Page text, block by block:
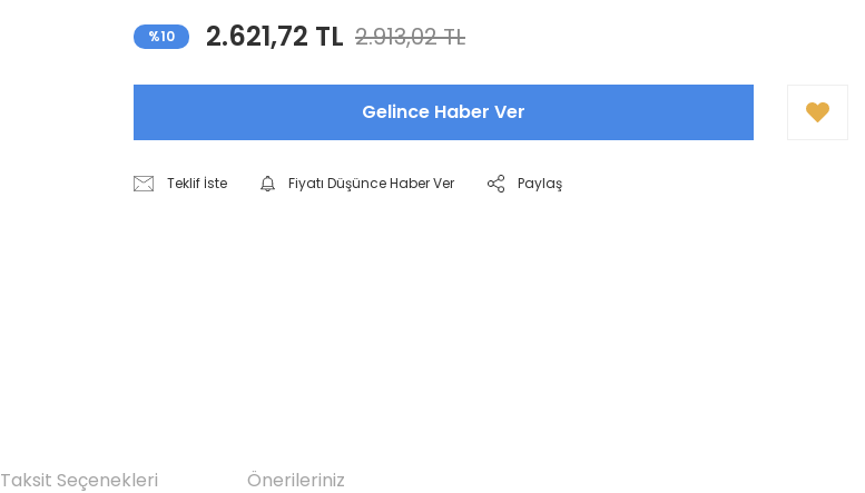
%10 2.621,72 TL 2.913,02 TL
Gelince Haber Ver
Teklif İste Fiyatı Düşünce Haber Ver Paylaş
Taksit Seçenekleri Önerileriniz